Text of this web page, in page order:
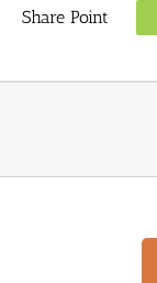
Share Point